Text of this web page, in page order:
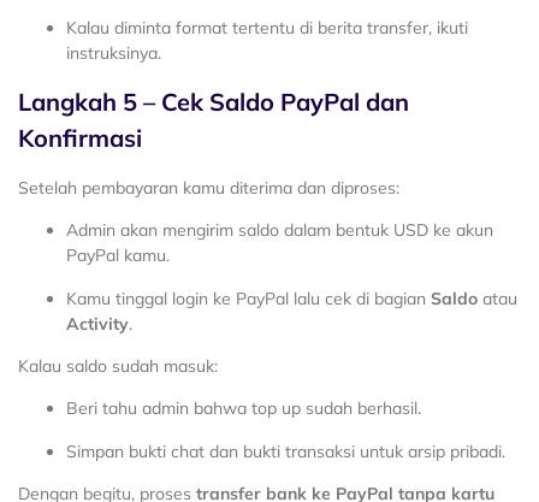
Kalau diminta format tertentu di berita transfer, ikuti
instruksinya.
Langkah 5 – Cek Saldo PayPal dan
Konfirmasi
Setelah pembayaran kamu diterima dan diproses:
Admin akan mengirim saldo dalam bentuk USD ke akun
PayPal kamu.
Kamu tinggal login ke PayPal lalu cek di bagian Saldo atau
Activity.
Kalau saldo sudah masuk:
Beri tahu admin bahwa top up sudah berhasil.
Simpan bukti chat dan bukti transaksi untuk arsip pribadi.
Dengan begitu, proses transfer bank ke PayPal tanpa kartu